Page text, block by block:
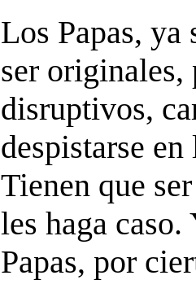
Los Papas, ya
ser
disruptivos,
despistarse
Tienen que
les haga caso.
Papas, por